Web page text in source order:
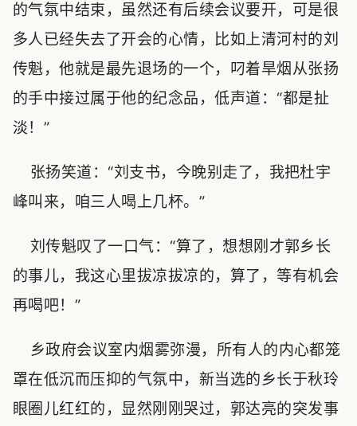
的气氛中结束，虽然还有后续会议要开，可是很
多人已经失去了开会的心情，比如上清河村的刘
传魁，他就是最先退场的一个，叼着旱烟从张扬
的手中接过属于他的纪念品，低声道：“都是扯
淡！”
张扬笑道：“刘支书，今晚别走了，我把杜宇
峰叫来，咱三人喝上几杯。”
刘传魁叹了一口气：“算了，想想刚才郭乡长
的事儿，我这心里拔凉拔凉的，算了，等有机会
再喝吧！”
乡政府会议室内烟雾弥漫，所有人的内心都笼
罩在低沉而压抑的气氛中，新当选的乡长于秋玲
眼圈儿红红的，显然刚刚哭过，郭达亮的突发事